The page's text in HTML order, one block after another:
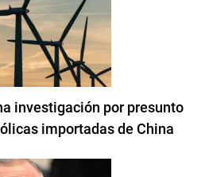
investigación por presunto
importadas de China